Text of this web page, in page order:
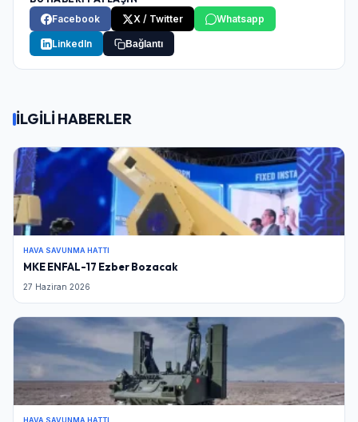
Facebook
X / Twitter Whatsapp
LinkedIn Bağlantı
İLGİLİ HABERLER
HAVA SAVUNMA HATTI
MKE ENFAL-17 Ezber Bozacak
27 Haziran 2026
HAVA SAVUNMA HATTI